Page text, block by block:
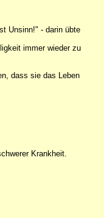
Unsinn!" - darin übte
immer wieder zu
dass sie das Leben
Krankheit.